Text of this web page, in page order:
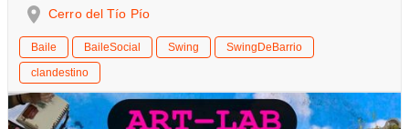
Cerro del Tío Pío
Baile BaileSocial Swing
SwingDeBarrio
clandestino